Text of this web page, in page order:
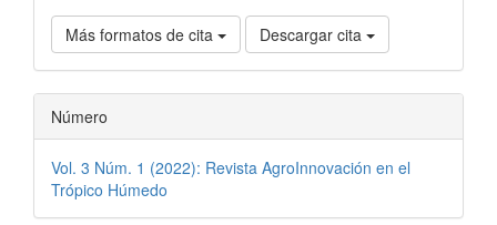
Más formatos de cita Descargar cita
Número
Vol. 3 Núm. 1 (2022): Revista AgroInnovación en el
Trópico Húmedo